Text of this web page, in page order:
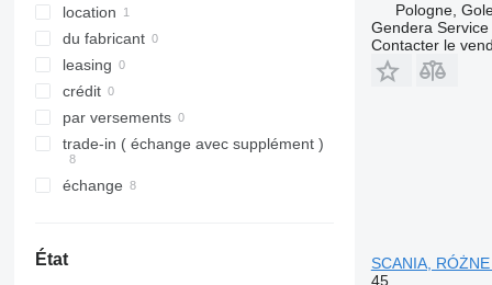
location
du fabricant
leasing
crédit
par versements
trade-in ( échange avec supplément )
échange
État
Pologne,
Gendera Service
Contacter le
SCANIA,
45